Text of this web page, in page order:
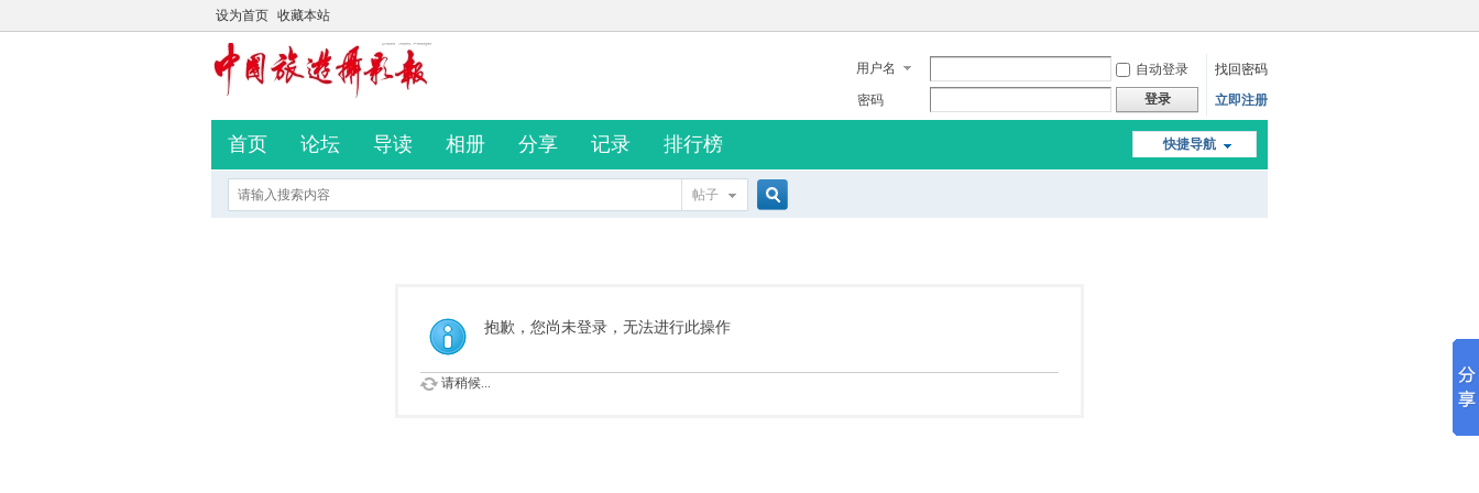
设为首页 收藏本站
用户名 自动登录
找回密码
密码
登录 立即注册
快捷导航
首页 论坛 导读 相册 分享 记录 排行榜
帖子
抱歉，您尚未登录，无法进行此操作
请稍候...